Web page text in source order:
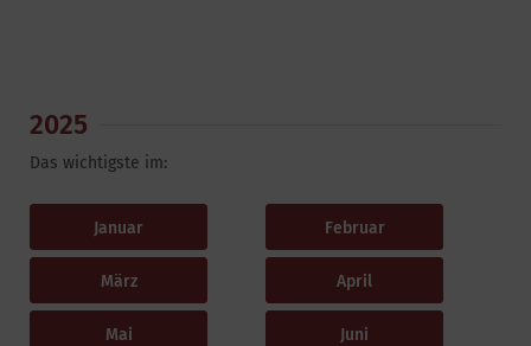
2025
Das wichtigste im:
Januar Februar
März April
Mai Juni